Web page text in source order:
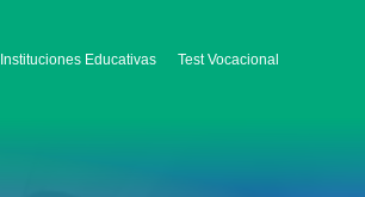
Instituciones Educativas Test Vocacional